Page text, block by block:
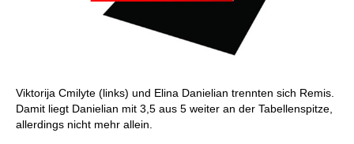
Viktorija Cmilyte (links) und Elina Danielian trennten sich Remis.
Damit liegt Danielian mit 3,5 aus 5 weiter an der Tabellenspitze,
allerdings nicht mehr allein.